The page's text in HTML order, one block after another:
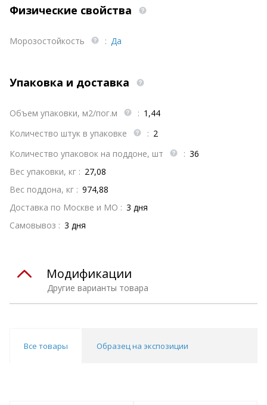
Физические свойства
Морозостойкость : Да
Упаковка и доставка
Объем упаковки, м2/пог.м : 1,44
Количество штук в упаковке
: 2
Количество упаковок на поддоне, шт
: 36
Вес упаковки, кг : 27,08
Вес поддона, кг : 974,88
Доставка по Москве и МО : 3 дня
Самовывоз : 3 дня
Другие варианты товара
Модификации
Все товары Образец на экспозиции